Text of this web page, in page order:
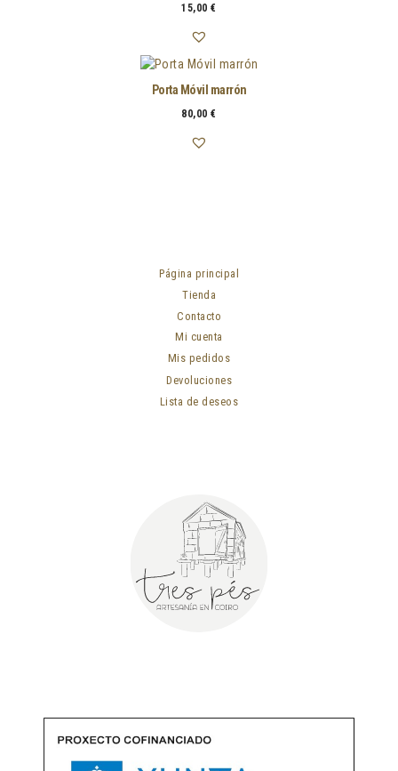
15,00€
Porta Móvil marrón
80,00€
Página principal
Tienda
Contacto
Mi cuenta
Mis pedidos
Devoluciones
Lista de deseos